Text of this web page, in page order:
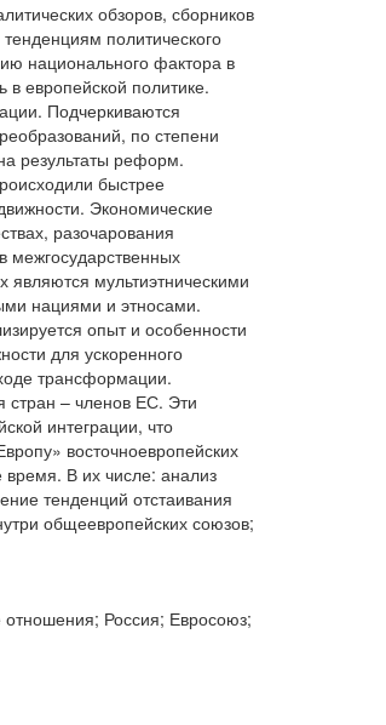
обзоров, сборников
политического
национального фактора в
в европейской политике.
Подчеркиваются
по степени
результаты реформ.
быстрее
Экономические
разочарования
межгосударственных
являются мультиэтническими
нациями и этносами.
опыт и особенности
для ускоренного
трансформации.
стран – членов ЕС. Эти
интеграции, что
восточноевропейских
В их числе: анализ
тенденций отстаивания
общеевропейских союзов;
Россия; Евросоюз;